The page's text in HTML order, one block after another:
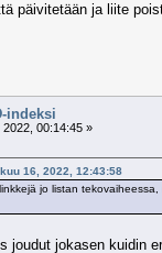
päivitetään ja liite
indeksi
2022, 00:14:45 »
16, 2022, 12:43:58
jo listan
joudut jokasen kuidin